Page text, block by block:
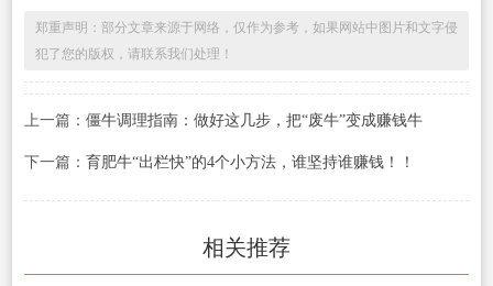
郑重声明：部分文章来源于网络，仅作为参考，如果网站中图片和文字侵
犯了您的版权，请联系我们处理！
上一篇： 僵牛调理指南：做好这几步，把“废牛”变成赚钱牛
下一篇： 育肥牛“出栏快”的4个小方法，谁坚持谁赚钱！！
相关推荐